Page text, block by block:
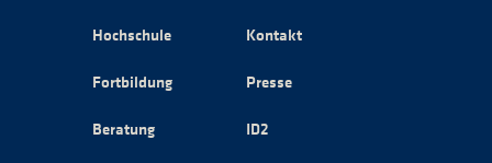
Hochschule
Fortbildung
Beratung
Kontakt
Presse
ID2